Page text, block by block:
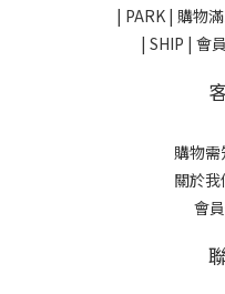
| PARK | 購物
| SHIP | 會
購物需
關於我
會